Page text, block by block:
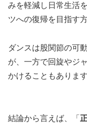
みを軽減し日常生活
ツへの復帰を目指す
ダンスは股関節の可
が、一方で回旋やジ
かけることもあります
結論から言えば、「